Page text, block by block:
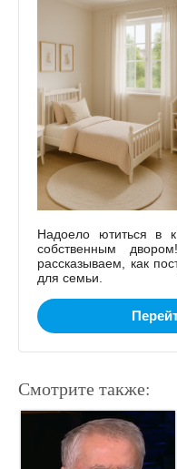
Надоело ютиться в
собственным
рассказываем, как
для семьи.
Смотрите также: